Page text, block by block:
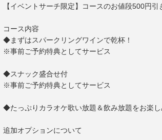
【イベントサーチ限定】コースのお値段500円引
コース内容
◆まずはスパークリングワインで乾杯！
※事前ご予約特典としてサービス
◆スナック盛合せ付
※事前ご予約特典としてサービス
◆たっぷりカラオケ歌い放題＆飲み放題をお楽
追加オプションについて